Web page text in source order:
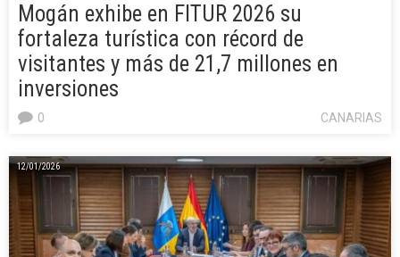
Mogán exhibe en FITUR 2026 su
fortaleza turística con récord de
visitantes y más de 21,7 millones en
inversiones
CANARIAS
0
12/01/2026